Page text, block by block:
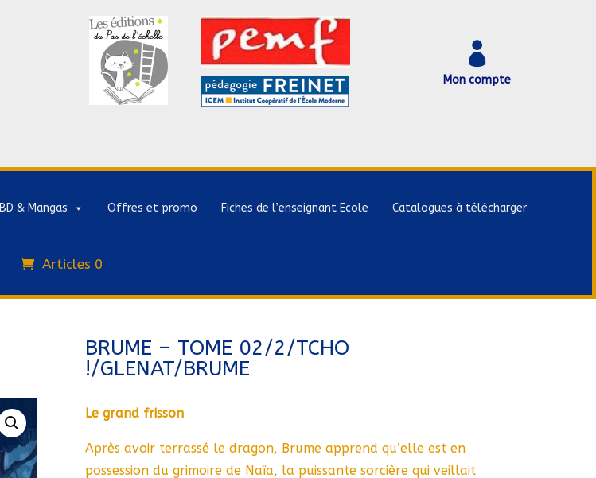

Mon compte
BD & Mangas Offres et promo Fiches de l’enseignant Ecole Catalogues à télécharger
Articles 0
BRUME – TOME 02/2/TCHO
!/GLENAT/BRUME
Le grand frisson
Après avoir terrassé le dragon, Brume apprend qu’elle est en
possession du grimoire de Naïa, la puissante sorcière qui veillait